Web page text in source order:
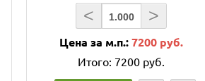
< >
Цена за м.п.:7200 руб.
Итого: 7200 руб.